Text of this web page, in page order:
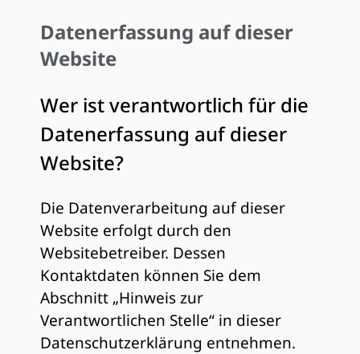
Datenerfassung auf dieser
Website
Wer ist verantwortlich für die
Datenerfassung auf dieser
Website?
Die Datenverarbeitung auf dieser
Website erfolgt durch den
Websitebetreiber. Dessen
Kontaktdaten können Sie dem
Abschnitt „Hinweis zur
Verantwortlichen Stelle“ in dieser
Datenschutzerklärung entnehmen.